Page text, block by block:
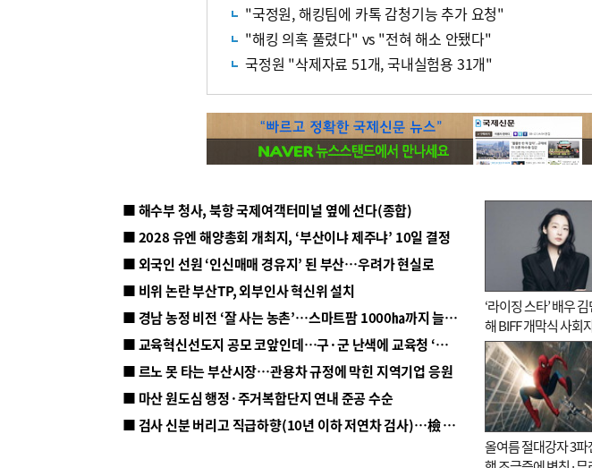
"국정원, 해킹팀에 카톡 감청기능 추가 요청"
"해킹 의혹 풀렸다" vs "전혀 해소 안됐다"
국정원 "삭제자료 51개, 국내실험용 31개"
■ 해수부 청사, 북항 국제여객터미널 옆에 선다(종합)
■ 2028 유엔 해양총회 개최지, ‘부산이냐 제주냐’ 10일 결정
■ 외국인 선원 ‘인신매매 경유지’ 된 부산…우려가 현실로
■ 비위 논란 부산TP, 외부인사 혁신위 설치
■ 경남 농정 비전 ‘잘 사는 농촌’…스마트팜 1000㏊까지 늘린다
■ 교육혁신선도지 공모 코앞인데…구·군 난색에 교육청 ‘쩔쩔’
■ 르노 못 타는 부산시장…관용차 규정에 막힌 지역기업 응원
■ 마산 원도심 행정·주거복합단지 연내 준공 수순
■ 검사 신분 버리고 직급하향(10년 이하 저연차 검사)…檢 중수청행 기피
‘라이징 스타’ 배우
해 BIFF 개막식 사회
올여름 절대강자 3